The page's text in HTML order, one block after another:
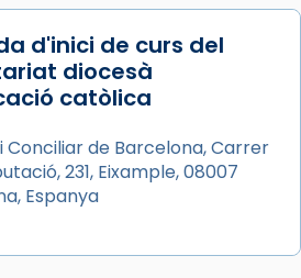
Juliana i
i màrtirs.
de sant Cugat, a
sorgeix la tradició
(“relatiu a Júlia”) i
a Semprònia =
seves. I l’any 1667, el
Roig, afirma en una obra
d'inici de curs del
diocesà
catòlica
Conciliar de Barcelona, Carrer
231, Eixample, 08007
Espanya